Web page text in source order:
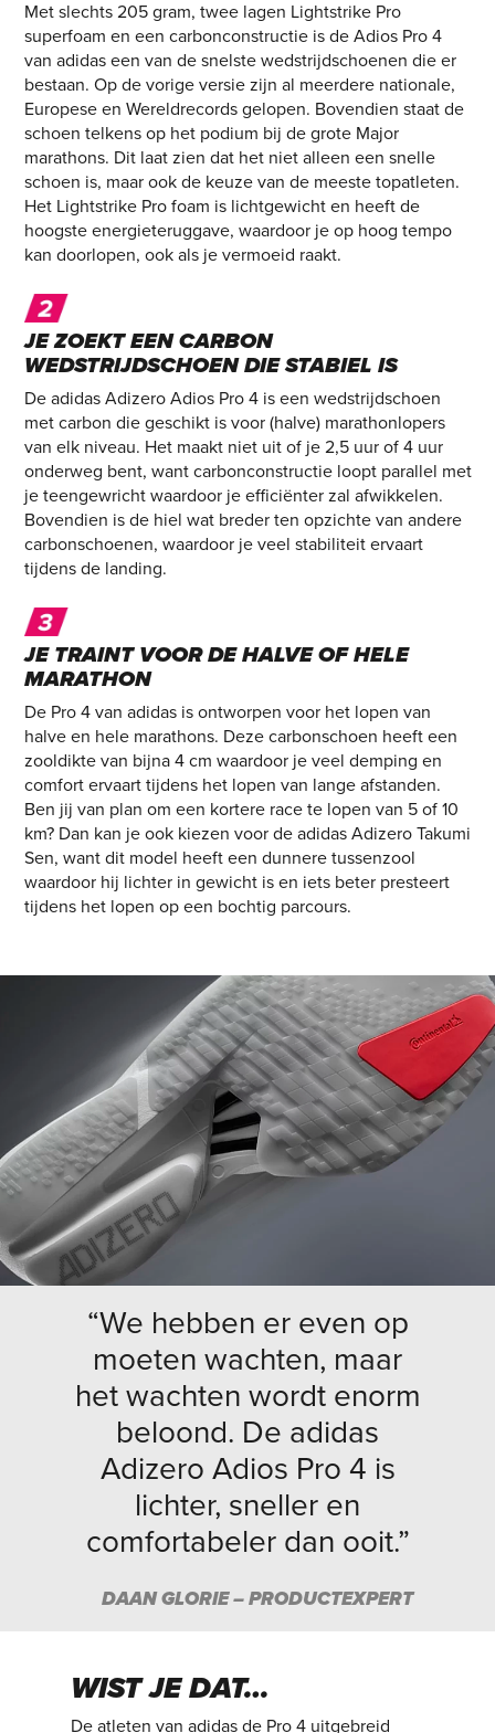
Met slechts 205 gram, twee lagen Lightstrike Pro
superfoam en een carbonconstructie is de Adios Pro 4
van adidas een van de snelste wedstrijdschoenen die er
bestaan. Op de vorige versie zijn al meerdere nationale,
Europese en Wereldrecords gelopen. Bovendien staat de
schoen telkens op het podium bij de grote Major
marathons. Dit laat zien dat het niet alleen een snelle
schoen is, maar ook de keuze van de meeste topatleten.
Het Lightstrike Pro foam is lichtgewicht en heeft de
hoogste energieteruggave, waardoor je op hoog tempo
kan doorlopen, ook als je vermoeid raakt.
JE ZOEKT EEN CARBON
WEDSTRIJDSCHOEN DIE STABIEL IS
De adidas Adizero Adios Pro 4 is een wedstrijdschoen
met carbon die geschikt is voor (halve) marathonlopers
van elk niveau. Het maakt niet uit of je 2,5 uur of 4 uur
onderweg bent, want carbonconstructie loopt parallel met
je teengewricht waardoor je efficiënter zal afwikkelen.
Bovendien is de hiel wat breder ten opzichte van andere
carbonschoenen, waardoor je veel stabiliteit ervaart
tijdens de landing.
JE TRAINT VOOR DE HALVE OF HELE
MARATHON
De Pro 4 van adidas is ontworpen voor het lopen van
halve en hele marathons. Deze carbonschoen heeft een
zooldikte van bijna 4 cm waardoor je veel demping en
comfort ervaart tijdens het lopen van lange afstanden.
Ben jij van plan om een kortere race te lopen van 5 of 10
km? Dan kan je ook kiezen voor de adidas Adizero Takumi
Sen, want dit model heeft een dunnere tussenzool
waardoor hij lichter in gewicht is en iets beter presteert
tijdens het lopen op een bochtig parcours.
“We hebben er even op
moeten wachten, maar
het wachten wordt enorm
beloond. De adidas
Adizero Adios Pro 4 is
lichter, sneller en
comfortabeler dan ooit.”
DAAN GLORIE – PRODUCTEXPERT
WIST JE DAT…
De atleten van adidas de Pro 4 uitgebreid